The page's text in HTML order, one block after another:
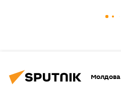
Молдова